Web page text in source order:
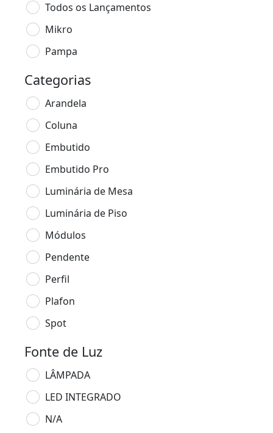
Todos os Lançamentos
Mikro
Pampa
Categorias
Arandela
Coluna
Embutido
Embutido Pro
Luminária de Mesa
Luminária de Piso
Módulos
Pendente
Perfil
Plafon
Spot
Fonte de Luz
LÂMPADA
LED INTEGRADO
N/A